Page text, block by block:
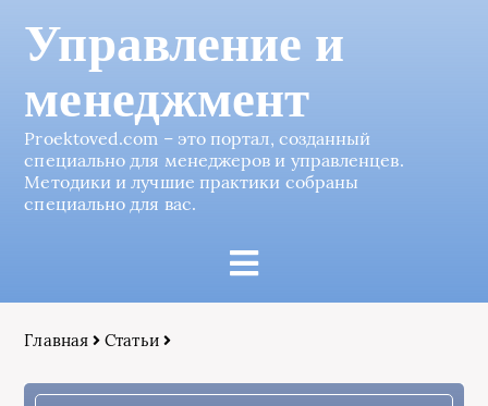
Управление и
менеджмент
Proektoved.com – это портал, созданный
специально для менеджеров и управленцев.
Методики и лучшие практики собраны
специально для вас.
Главная Статьи